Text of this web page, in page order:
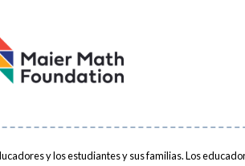
y los estudiantes y sus familias. Los